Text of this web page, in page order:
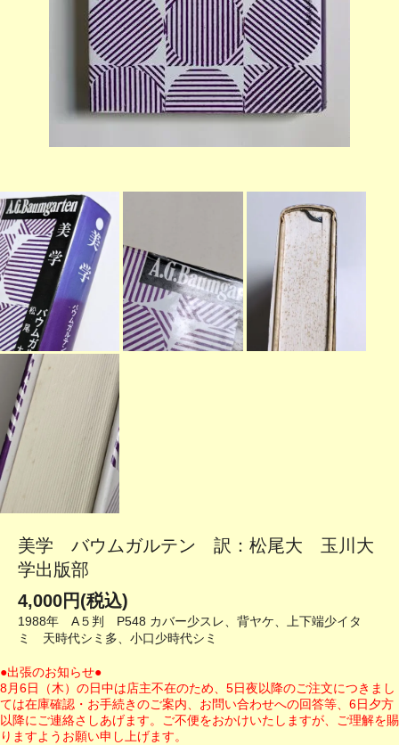
美学 バウムガルテン 訳：松尾大 玉川大
学出版部
4,000円(税込)
1988年 A５判 P548 カバー少スレ、背ヤケ、上下端少イタ
ミ 天時代シミ多、小口少時代シミ
●出張のお知らせ●
8月6日（木）の日中は店主不在のため、5日夜以降のご注文につきまし
ては在庫確認・お手続きのご案内、お問い合わせへの回答等、6日夕方
以降にご連絡さしあげます。ご不便をおかけいたしますが、ご理解を賜
りますようお願い申し上げます。